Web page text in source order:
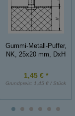
Gummi-Metall-Puffer,
NK, 25x20 mm, DxH
1,45 € *
Grundpreis: 1,45 € / Stück